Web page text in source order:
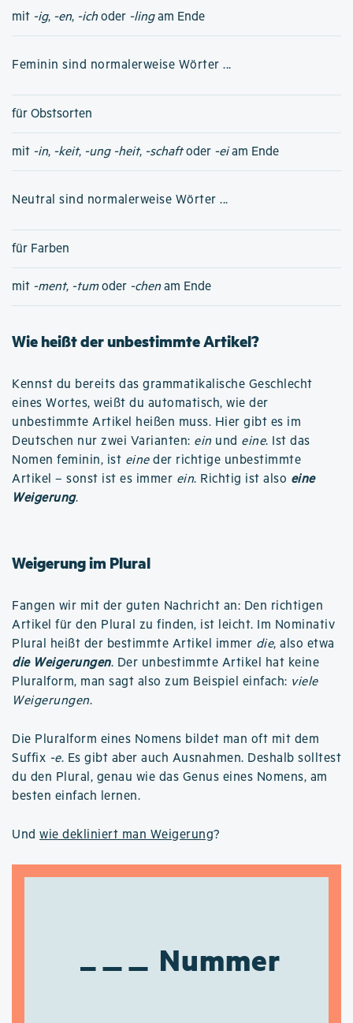
mit -ig, -en, -ich oder -lingam Ende
Feminin sind normalerweise Wörter ...
für Obstsorten
mit -in, -keit, -ung -heit, -schaftoder -eiam Ende
Neutral sind normalerweise Wörter ...
für Farben
mit -ment, -tumoder -chen am Ende
Wie heißt der unbestimmte Artikel?
Kennst du bereits das grammatikalische Geschlecht
eines Wortes, weißt du automatisch, wie der
unbestimmte Artikel heißen muss. Hier gibt es im
Deutschen nur zwei Varianten: ein und eine. Ist das
Nomen feminin, ist eineder richtige unbestimmte
Artikel – sonst ist es immer ein. Richtig ist also eine
Weigerung.
Weigerung im Plural
Fangen wir mit der guten Nachricht an: Den richtigen
Artikel für den Plural zu finden, ist leicht. Im Nominativ
Plural heißt der bestimmte Artikel immer die, also etwa
die Weigerungen. Der unbestimmte Artikel hat keine
Pluralform, man sagt also zum Beispiel einfach: viele
Weigerungen.
Die Pluralform eines Nomens bildet man oft mit dem
Suffix -e. Es gibt aber auch Ausnahmen. Deshalb solltest
du den Plural, genau wie das Genus eines Nomens, am
besten einfach lernen.
Und wie dekliniert man Weigerung?
Nummer